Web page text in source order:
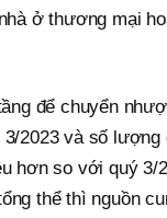
ở thương mại
để chuyển
2023 và số
hơn so với quý 3/
thể thì nguồn